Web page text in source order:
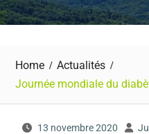
Home
Actualités
Journée mondiale du
13 novembre 2020